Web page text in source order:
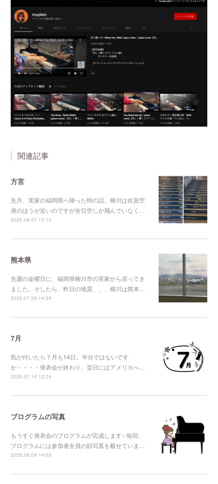
関連記事
方言
先月、実家の福岡県へ帰った時の話。柳川は佐賀空
港のほうが近いのですが全日空しか飛んでいなく…
2026.08.07 13:13
熊本県
先週の金曜日に、福岡県柳川市の実家から戻ってき
ました。そしたら、昨日の地震、、、柳川は熊本…
2026.07.29 14:39
7月
気が付いたら７月も14日。半分ではないです
か・・・・発表会が終わり、翌日にはアメリカへ…
2026.07.14 12:24
プログラムの写真
もうすぐ発表会のプログラムが完成します✨毎回、
プログラムには参加者全員の顔写真を載せていま…
2026.06.09 14:03